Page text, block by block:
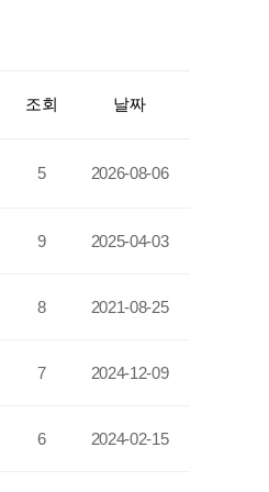
조회 날짜
5 2026-08-06
9 2025-04-03
8 2021-08-25
7 2024-12-09
6 2024-02-15